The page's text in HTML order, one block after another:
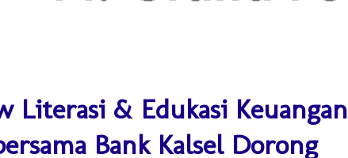
Literasi & Edukasi Keuangan
Bank Kalsel Dorong